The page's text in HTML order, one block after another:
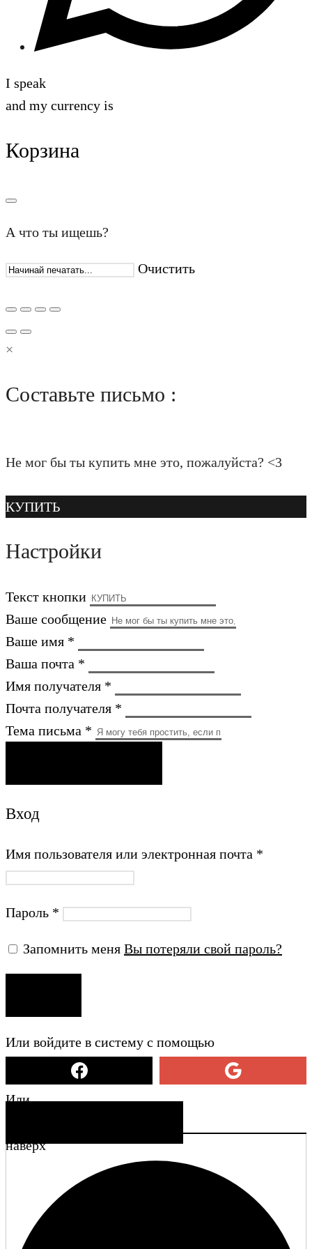
I speak
and my currency is
Корзина
А что ты ищешь?
Очистить
×
Составьте письмо :
Не мог бы ты купить мне это, пожалуйста? <3
КУПИТЬ
Настройки
Текст кнопки
Ваше сообщение
Ваше имя *
Ваша почта *
Имя получателя *
Почта получателя *
Тема письма *
Вход
Имя пользователя или электронная почта *
Пароль *
Запомнить меня Вы потеряли свой пароль?
Или войдите в систему с помощью
Или
наверх